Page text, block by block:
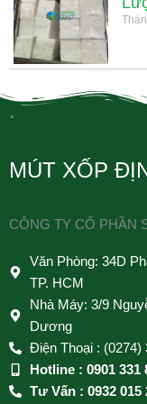
.
MÚT XỐP
CÔNG TY CỔ PHẦN
Văn Phòng: 34D
TP. HCM
Nhà Máy: 3/9
Dương
Điện Thoại : (0274)
Hotline : 0901 331
Tư Vấn : 0932 015